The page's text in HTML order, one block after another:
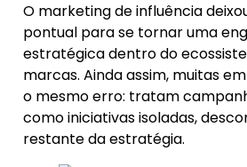
O marketing de influência
pontual para se tornar uma
estratégica dentro do
marcas. Ainda assim, muitas
o mesmo erro: tratam
como iniciativas isoladas,
restante da estratégia.